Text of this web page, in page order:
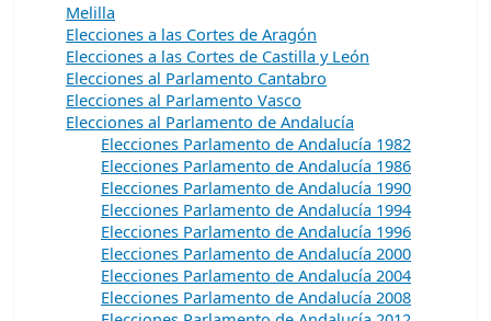
Melilla
Elecciones a las Cortes de Aragón
Elecciones a las Cortes de Castilla y León
Elecciones al Parlamento Cantabro
Elecciones al Parlamento Vasco
Elecciones al Parlamento de Andalucía
Elecciones Parlamento de Andalucía 1982
Elecciones Parlamento de Andalucía 1986
Elecciones Parlamento de Andalucía 1990
Elecciones Parlamento de Andalucía 1994
Elecciones Parlamento de Andalucía 1996
Elecciones Parlamento de Andalucía 2000
Elecciones Parlamento de Andalucía 2004
Elecciones Parlamento de Andalucía 2008